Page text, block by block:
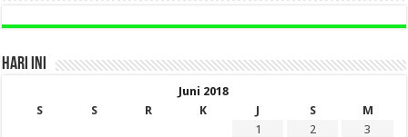
HARI INI
Juni 2018
S
S R K J S
M
1
2
3